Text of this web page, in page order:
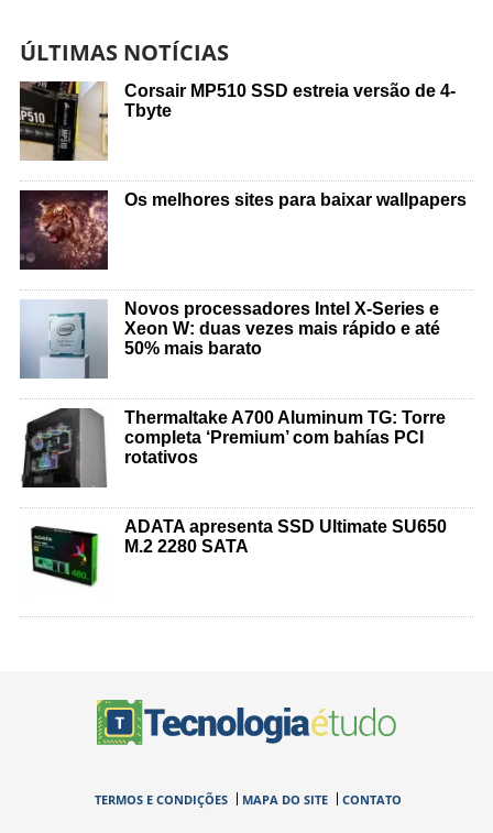
ÚLTIMAS NOTÍCIAS
Corsair MP510 SSD estreia versão de 4-
Tbyte
Os melhores sites para baixar wallpapers
Novos processadores Intel X-Series e
Xeon W: duas vezes mais rápido e até
50% mais barato
Thermaltake A700 Aluminum TG: Torre
completa ‘Premium’ com bahías PCI
rotativos
ADATA apresenta SSD Ultimate SU650
M.2 2280 SATA
TERMOS E CONDIÇÕES MAPA DO SITE CONTATO